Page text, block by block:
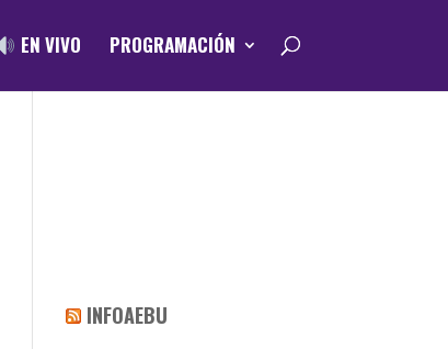
EN VIVO PROGRAMACIÓN
INFOAEBU